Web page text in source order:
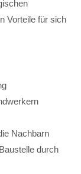
Vorteile für sich
Nachbarn
durch